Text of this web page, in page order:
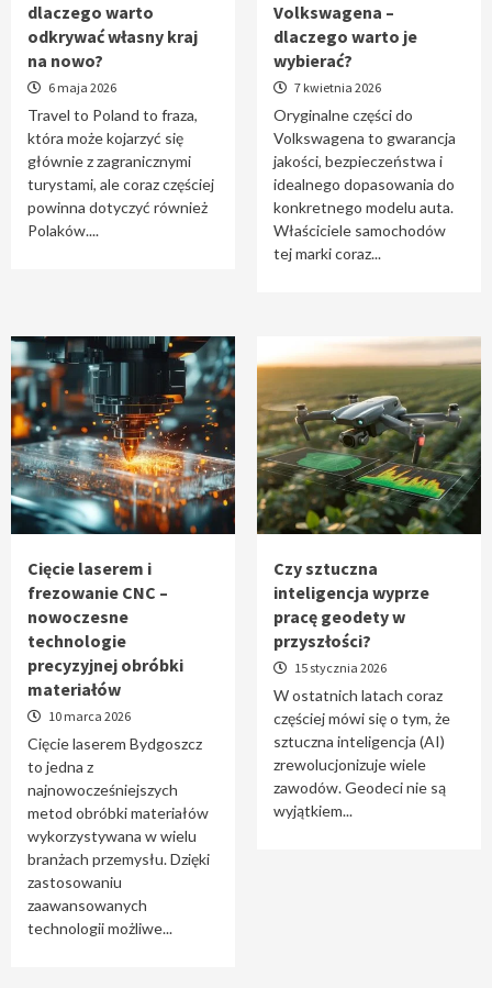
1
Travel to Poland – dlaczego warto odkrywać
własny kraj na nowo?
2
Oryginalne części do Volkswagena –
dlaczego warto je wybierać?
Cięcie laserem i frezowanie CNC –
4
Czy sztuczna inteligencja wyprze pracę
geodety w przyszłości?
5
Tworzenie aplikacji internetowych – jak
powstają nowoczesne rozwiązania cyfrowe
dlaczego warto
odkrywać własny kraj
na nowo?
6 maja 2026
Travel to Poland to fraza,
która może kojarzyć się
głównie z zagranicznymi
turystami, ale coraz częściej
powinna dotyczyć również
Polaków....
Volkswagena –
dlaczego warto je
wybierać?
7 kwietnia 2026
Oryginalne części do
Volkswagena to gwarancja
jakości, bezpieczeństwa i
idealnego dopasowania do
konkretnego modelu auta.
Właściciele samochodów
tej marki coraz...
Cięcie laserem i
frezowanie CNC –
nowoczesne
technologie
precyzyjnej obróbki
materiałów
10 marca 2026
Cięcie laserem Bydgoszcz
to jedna z
najnowocześniejszych
metod obróbki materiałów
wykorzystywana w wielu
branżach przemysłu. Dzięki
zastosowaniu
zaawansowanych
technologii możliwe...
Czy sztuczna
inteligencja wyprze
pracę geodety w
przyszłości?
15 stycznia 2026
W ostatnich latach coraz
częściej mówi się o tym, że
sztuczna inteligencja (AI)
zrewolucjonizuje wiele
zawodów. Geodeci nie są
wyjątkiem...